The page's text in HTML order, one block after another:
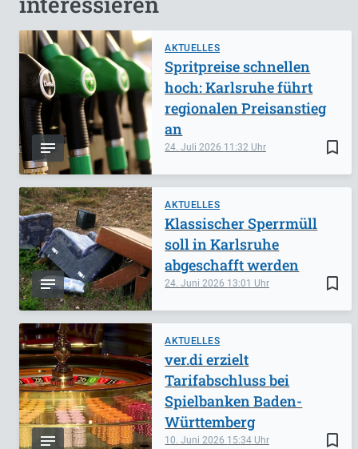
AKTUELLES
bookmark_border
24. Juli 2026 11:32
Spritpreise schnellen
hoch: Karlsruhe führt
regionalen Preisanstieg
an
AKTUELLES
bookmark_border
24. Juni 2026 13:01
Klassischer Sperrmüll
soll in Karlsruhe
abgeschafft werden
AKTUELLES
bookmark_border
10. Juni 2026 15:34
ver.di erzielt
Tarifabschluss bei
Spielbanken Baden-
Württemberg